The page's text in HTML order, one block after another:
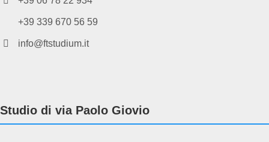
+39 339 670 56 59
info@ftstudium.it
Studio di via Paolo Giovio